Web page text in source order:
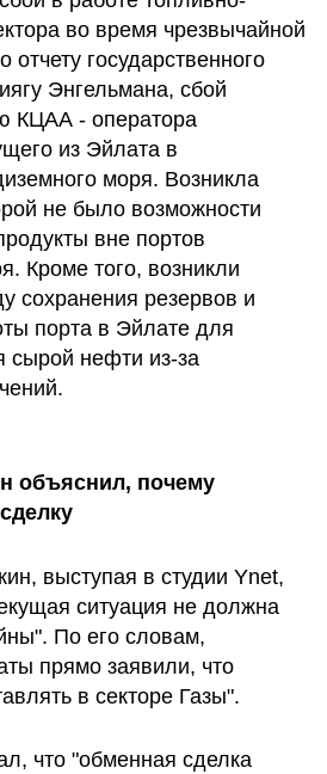
во время чрезвычайной
отчету государственного
Энгельмана, сбой
КЦАА - оператора
из Эйлата в
моря. Возникла
не было возможности
вне портов
Кроме того, возникли
сохранения резервов и
порта в Эйлате для
сырой нефти из-за
объяснил, почему
выступая в студии Ynet,
ситуация не должна
По его словам,
прямо заявили, что
в секторе Газы".
что "обменная сделка